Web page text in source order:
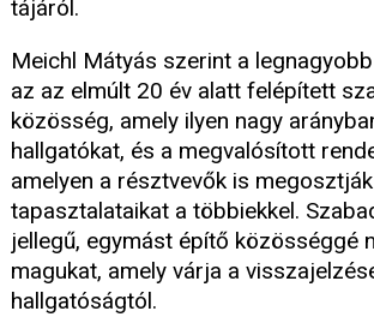
tájáról.
Meichl Mátyás szerint a
az az elmúlt 20 év alatt felépített
közösség, amely ilyen nagy
hallgatókat, és a megvalósított
amelyen a résztvevők is
tapasztalataikat a többiekkel.
jellegű, egymást építő közösséggé
magukat, amely várja a
hallgatóságtól.